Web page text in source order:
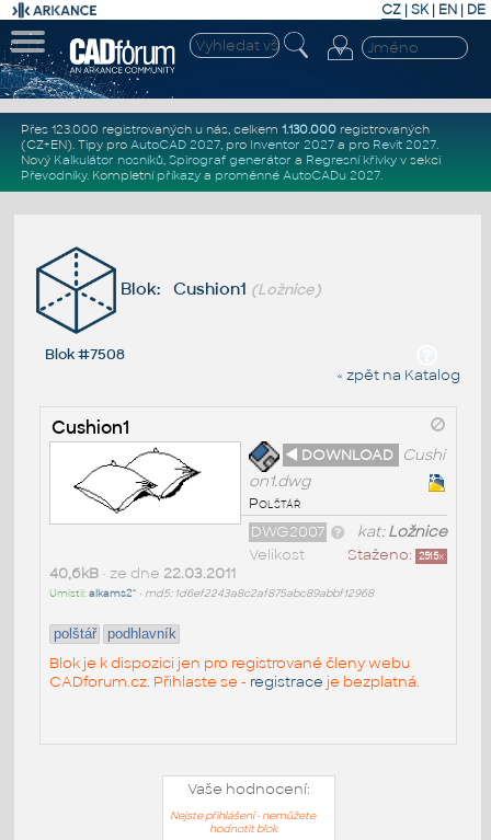
CZ | SK| EN | DE
Přes 123.000 registrovaných u nás, celkem 1.130.000registrovaných
(CZ+EN). Tipy pro AutoCAD 2027, pro Inventor 2027a pro Revit 2027.
Nový Kalkulátor nosníků, Spirograf generátor a Regresní křivkyv sekci
Převodníky. Kompletní příkazya proměnné AutoCADu 2027.
Blok: Cushion1 (Ložnice)
Blok #7508
« zpět na Katalog
Cushion1
◄ DOWNLOAD
Cushi
on1.dwg
Polštář
kat:Ložnice
DWG2007
Staženo: 2515x
Velikost
40,6kB• ze dne 22.03.2011
Umístil:alkams2^ • md5: 1d6ef2243a8c2af875abc89abbf12968
polštář podhlavník
Blok je k dispozici jen pro registrované členy webu
CADforum.cz. Přihlaste se - registrace je bezplatná.
Vaše hodnocení:
Nejste přihlášeni - nemůžete
hodnotit blok